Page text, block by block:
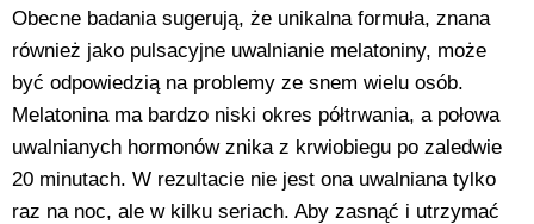
Obecne badania sugerują, że unikalna formuła, znana
również jako pulsacyjne uwalnianie melatoniny, może
być odpowiedzią na problemy ze snem wielu osób.
Melatonina ma bardzo niski okres półtrwania, a połowa
uwalnianych hormonów znika z krwiobiegu po zaledwie
20 minutach. W rezultacie nie jest ona uwalniana tylko
raz na noc, ale w kilku seriach. Aby zasnąć i utrzymać